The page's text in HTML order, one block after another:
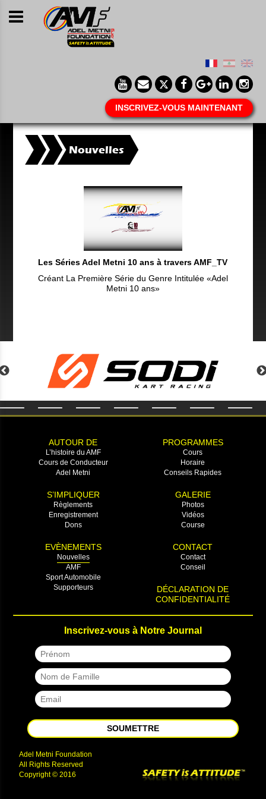
INSCRIVEZ-VOUS MAINTENANT
Nouvelles
Les Séries Adel Metni 10 ans à travers AMF_TV
Créant La Première Série du Genre Intitulée «Adel
Metni 10 ans»
AUTOUR DE
L’histoire du AMF
Cours de Conducteur
Adel Metni
PROGRAMMES
Cours
Horaire
Conseils Rapides
S’IMPLIQUER
Règlements
Enregistrement
Dons
GALERIE
Photos
Vidéos
Course
EVÈNEMENTS
Nouvelles
AMF
Sport Automobile
Supporteurs
CONTACT
Contact
Conseil
DÉCLARATION DE
CONFIDENTIALITÉ
Inscrivez-vous à Notre Journal
SOUMETTRE
Adel Metni Foundation
All Rights Reserved
Copyright © 2016